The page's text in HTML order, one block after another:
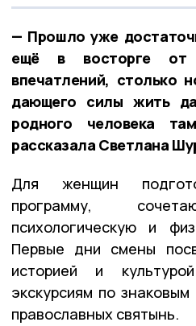
— Прошло уже
ещё в восторге от
впечатлений, столько
дающего силы жить
родного человека
рассказала Светлана
Для женщин
программу,
психологическую и
Первые дни смены
историей и
экскурсиям по
православных святынь.